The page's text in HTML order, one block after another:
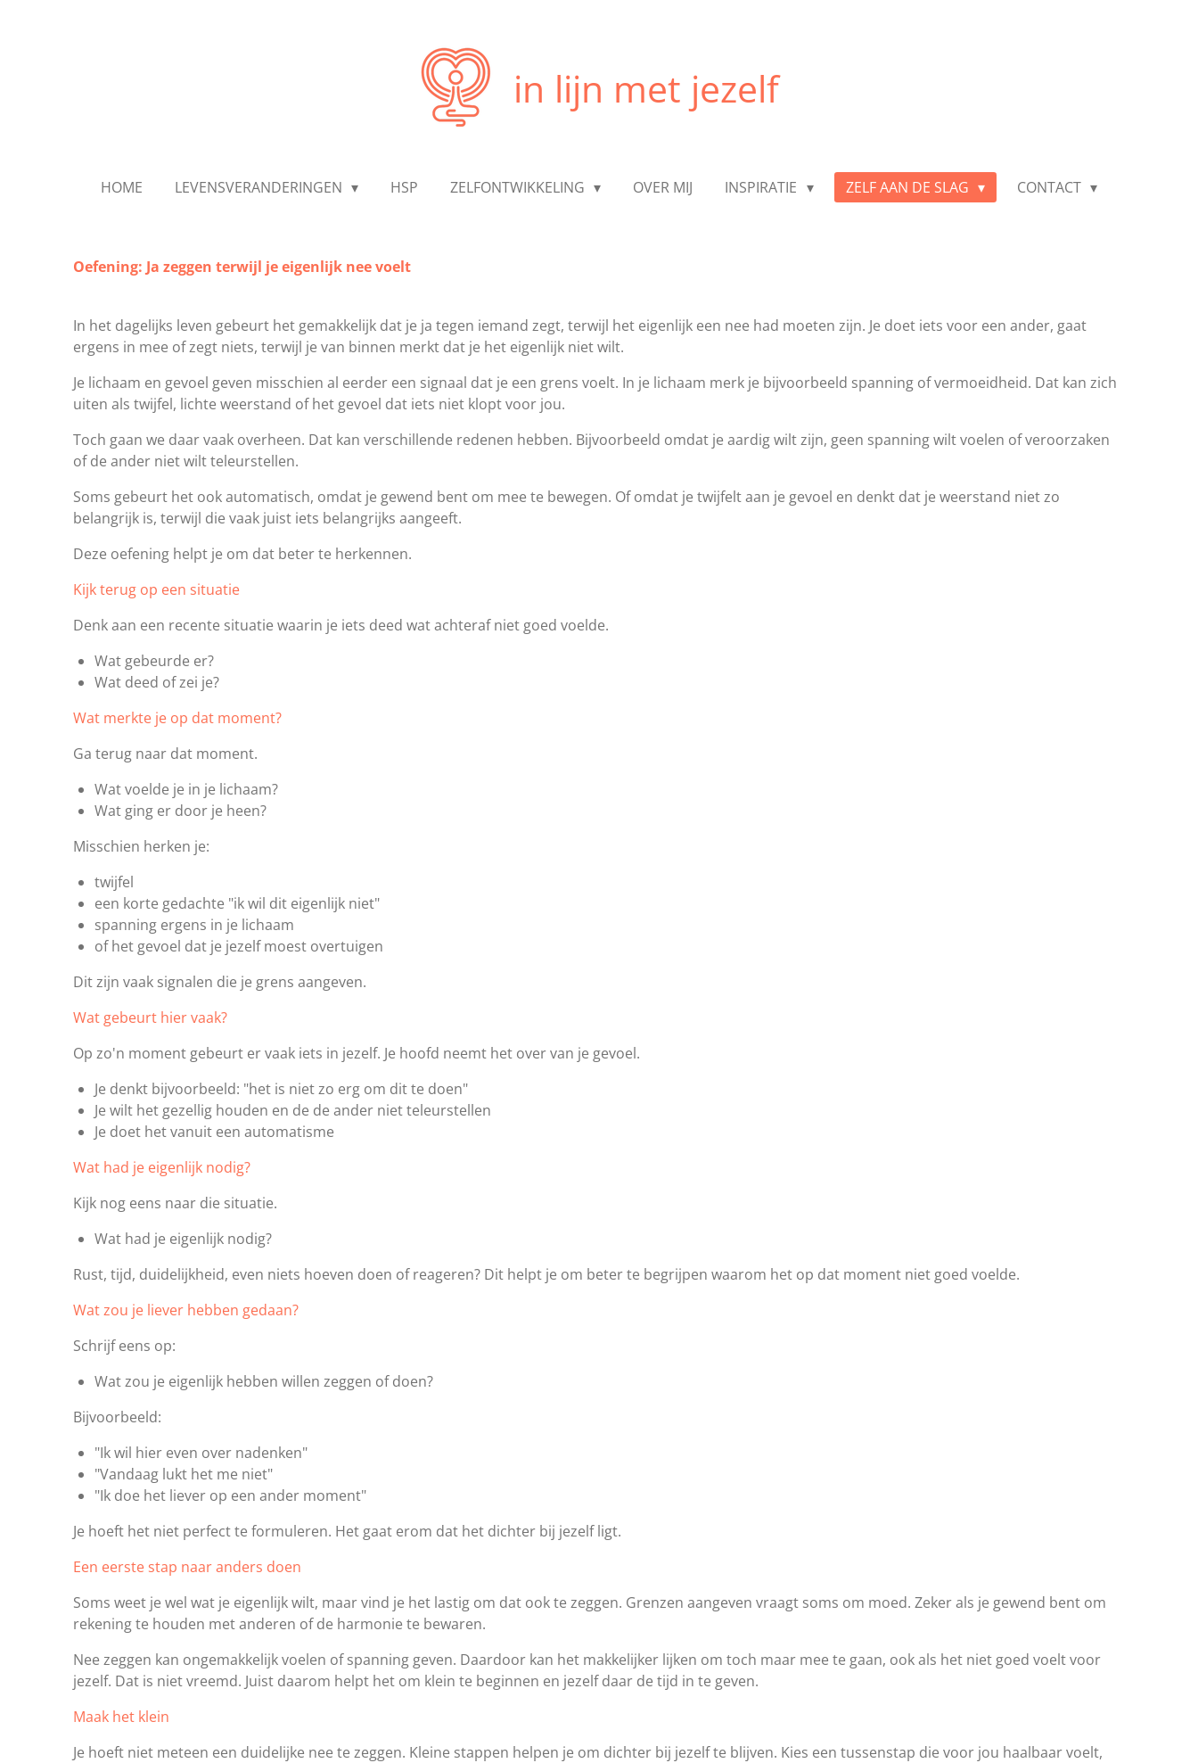
in lijn met jezelf
HOME LEVENSVERANDERINGEN HSP ZELFONTWIKKELING OVER MIJ INSPIRATIE ZELF AAN DE SLAG CONTACT
Oefening: Ja zeggen terwijl je eigenlijk nee voelt
In het dagelijks leven gebeurt het gemakkelijk dat je ja tegen iemand zegt, terwijl het eigenlijk een nee had moeten zijn. Je doet iets voor een ander, gaat
ergens in mee of zegt niets, terwijl je van binnen merkt dat je het eigenlijk niet wilt.
Je lichaam en gevoel geven misschien al eerder een signaal dat je een grens voelt. In je lichaam merk je bijvoorbeeld spanning of vermoeidheid. Dat kan zich
uiten als twijfel, lichte weerstand of het gevoel dat iets niet klopt voor jou.
Toch gaan we daar vaak overheen. Dat kan verschillende redenen hebben. Bijvoorbeeld omdat je aardig wilt zijn, geen spanning wilt voelen of veroorzaken
of de ander niet wilt teleurstellen.
Soms gebeurt het ook automatisch, omdat je gewend bent om mee te bewegen. Of omdat je twijfelt aan je gevoel en denkt dat je weerstand niet zo
belangrijk is, terwijl die vaak juist iets belangrijks aangeeft.
Deze oefening helpt je om dat beter te herkennen.
Kijk terug op een situatie
Denk aan een recente situatie waarin je iets deed wat achteraf niet goed voelde.
Wat gebeurde er?
Wat deed of zei je?
Wat merkte je op dat moment?
Ga terug naar dat moment.
Wat voelde je in je lichaam?
Wat ging er door je heen?
Misschien herken je:
twijfel
een korte gedachte "ik wil dit eigenlijk niet"
spanning ergens in je lichaam
of het gevoel dat je jezelf moest overtuigen
Dit zijn vaak signalen die je grens aangeven.
Wat gebeurt hier vaak?
Op zo'n moment gebeurt er vaak iets in jezelf. Je hoofd neemt het over van je gevoel.
Je denkt bijvoorbeeld: "het is niet zo erg om dit te doen"
Je wilt het gezellig houden en de de ander niet teleurstellen
Je doet het vanuit een automatisme
Wat had je eigenlijk nodig?
Kijk nog eens naar die situatie.
Wat had je eigenlijk nodig?
Rust, tijd, duidelijkheid, even niets hoeven doen of reageren? Dit helpt je om beter te begrijpen waarom het op dat moment niet goed voelde.
Wat zou je liever hebben gedaan?
Schrijf eens op:
Wat zou je eigenlijk hebben willen zeggen of doen?
Bijvoorbeeld:
"Ik wil hier even over nadenken"
"Vandaag lukt het me niet"
"Ik doe het liever op een ander moment"
Je hoeft het niet perfect te formuleren. Het gaat erom dat het dichter bij jezelf ligt.
Een eerste stap naar anders doen
Soms weet je wel wat je eigenlijk wilt, maar vind je het lastig om dat ook te zeggen. Grenzen aangeven vraagt soms om moed. Zeker als je gewend bent om
rekening te houden met anderen of de harmonie te bewaren.
Nee zeggen kan ongemakkelijk voelen of spanning geven. Daardoor kan het makkelijker lijken om toch maar mee te gaan, ook als het niet goed voelt voor
jezelf. Dat is niet vreemd. Juist daarom helpt het om klein te beginnen en jezelf daar de tijd in te geven.
Maak het klein
Je hoeft niet meteen een duidelijke nee te zeggen. Kleine stappen helpen je om dichter bij jezelf te blijven. Kies een tussenstap die voor jou haalbaar voelt,